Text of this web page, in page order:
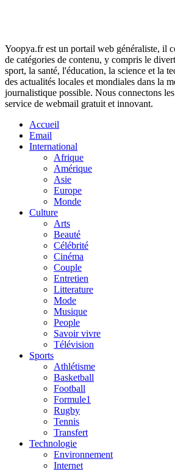
Yoopya.fr est un portail web généraliste, il
de catégories de contenu, y compris le
sport, la santé, l'éducation, la science et la
des actualités locales et mondiales dans la
journalistique possible. Nous connectons
service de webmail gratuit et innovant.
Accueil
Email
International
Afrique
Amérique
Asie
Europe
Monde
Culture
Arts
Beauté
Célébrité
Cinéma
Couple
Entretien
Litterature
Mode
Musique
People
Savoir vivre
Télévision
Sports
Athlétisme
Basketball
Football
Formule1
Rugby
Tennis
Transfert
Technologie
Environnement
Internet